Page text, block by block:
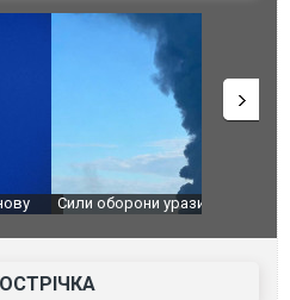
Ярославський НПЗ:
Неймар